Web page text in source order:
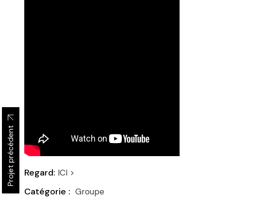
Regard: ICI >
Groupe
Projet précédent